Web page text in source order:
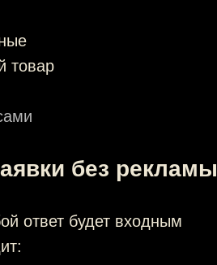
товар
без рекламы
ответ будет входным